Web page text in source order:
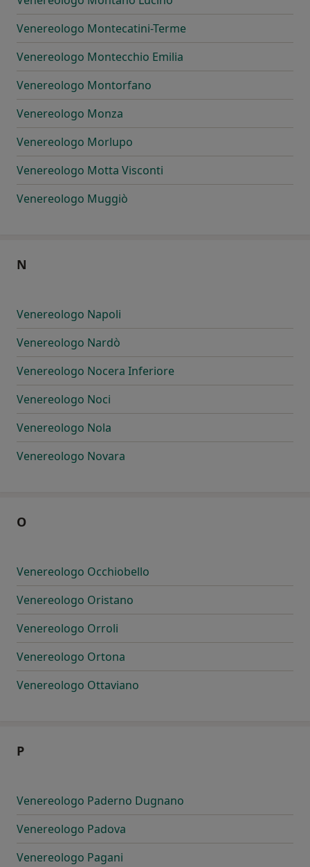
Venereologo Montecatini-Terme
Venereologo Montecchio Emilia
Venereologo Montorfano
Venereologo Monza
Venereologo Morlupo
Venereologo Motta Visconti
Venereologo Muggiò
N
Venereologo Napoli
Venereologo Nardò
Venereologo Nocera Inferiore
Venereologo Noci
Venereologo Nola
Venereologo Novara
O
Venereologo Occhiobello
Venereologo Oristano
Venereologo Orroli
Venereologo Ortona
Venereologo Ottaviano
P
Venereologo Paderno Dugnano
Venereologo Padova
Venereologo Pagani